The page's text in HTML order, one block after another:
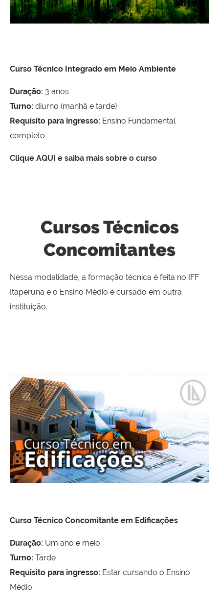
Curso Técnico Integrado em Meio Ambiente
Duração: 3 anos
Turno: diurno (manhã e tarde)
Requisito para ingresso: Ensino Fundamental
completo
Clique AQUI e saiba mais sobre o curso
Cursos Técnicos
Concomitantes
Nessa modalidade, a formação técnica é feita no IFF
Itaperuna e o Ensino Médio é cursado em outra
instituição.
Curso Técnico Concomitante em Edificações
Duração: Um ano e meio
Turno: Tarde
Requisito para ingresso: Estar cursando o Ensino
Médio